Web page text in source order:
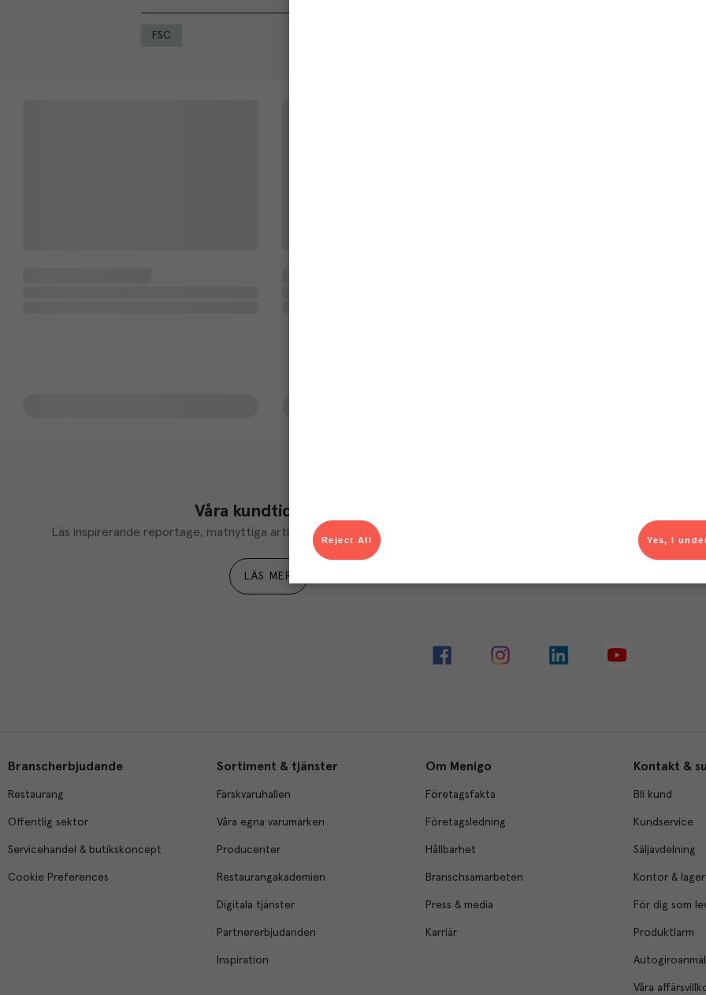
FSC
Våra kundtidningar
Läs inspirerande reportage, matnyttiga artiklar och ta del av aktuella kampanjer.
LÄS MER
Du som är Menigo-
Branscherbjudande
Restaurang
Offentlig sektor
Servicehandel & butikskoncept
Cookie Preferences
Sortiment & tjänster
Färskvaruhallen
Våra egna varumärken
Producenter
Restaurangakademien
Digitala tjänster
Partnererbjudanden
Inspiration
Om Menigo
Företagsfakta
Företagsledning
Hållbarhet
Branschsamarbeten
Press & media
Karriär
Kontakt &
Bli kund
Kundservice
Säljavdelning
Kontor & lager
För dig som
Produktlarm
Våra
Yes, I
Reject All